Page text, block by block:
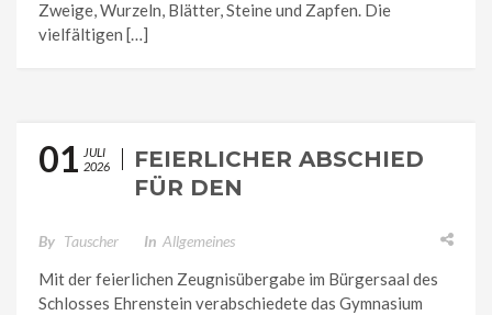
Zweige, Wurzeln, Blätter, Steine und Zapfen. Die
vielfältigen […]
01 JULI
2026
FEIERLICHER ABSCHIED
FÜR DEN
AM GYMNASIUM
GLEICHENSE OHRDRUF
By Tauscher In Allgemeines
Mit der feierlichen Zeugnisübergabe im Bürgersaal des
Schlosses Ehrenstein verabschiedete das Gymnasium